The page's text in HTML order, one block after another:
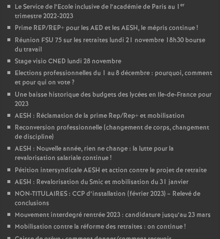
Le Service de l’Ecole inclusive de l’académie de Paris au 1 er
trimestre 2022-2023
Prime REP/REP+ pour les AED et les AESH, le mépris continue!
Réunion FSU 75 sur les retraites lundi 21 novembre 18h30 bourse
du travail
Stage visio CNED lundi 28 novembre
Elections professionnelles du 1 au 8 décembre : pourquoi, comment
et pour qui on vote?
Une baisse historique des budgets des lycées en Ile-de-France pour
2023
AESH : Réclamation de la prime Rep/Rep+ et mobilisation
Reconversion professionnelle (changement de corps, changement
de discipline)
AESH : Nouvelle année, rien ne change : la lutte pour la
revalorisation salariale continue!
Pétition intersyndicale AESH et action contre le projet de retraite
AESH : Revalorisation du Smic et mobilisation du 31 janvier
NON-TITULAIRES : CCP d’installation (février 2023) – Relevé de
conclusions
Mouvement interdegré rentrée 2023 : candidature jusqu’au 23 mars
Mobilisation contre la réforme des retraites : on continue!